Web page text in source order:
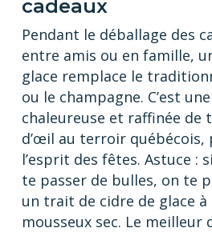
cadeaux
Pendant le déballage des
entre amis ou en famille,
glace remplace le
ou le champagne. C’est
chaleureuse et raffinée de
d’œil au terroir
l’esprit des fêtes. Astuce :
te passer de bulles, on te
un trait de cidre de glace à
mousseux sec. Le meilleur